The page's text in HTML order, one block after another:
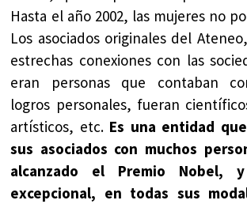
Hasta el año 2002, las mujeres no
Los asociados originales del
estrechas conexiones con las
eran personas que contaban
logros personales, fueran
artísticos, etc. Es una entidad
sus asociados con muchos
alcanzado el Premio
excepcional, en todas sus